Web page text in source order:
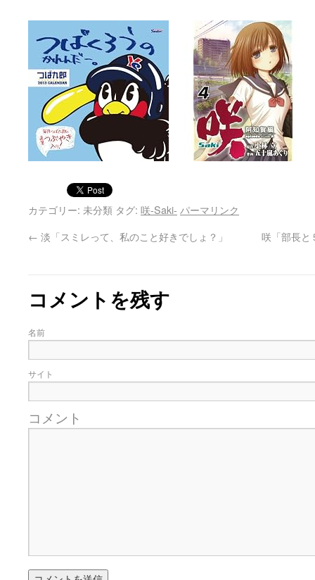
カテゴリー: 未分類 タグ: 咲-Saki- パーマリンク
← 淡「スミレって、私のこと好きでしょ？」 咲「部長と
コメントを残す
名前
サイト
コメント